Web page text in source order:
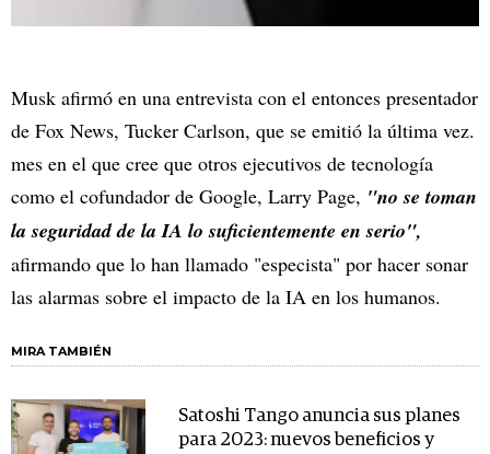
Musk afirmó en una entrevista con el entonces presentador
de Fox News, Tucker Carlson, que se emitió la última vez.
mes en el que cree que otros ejecutivos de tecnología
como el cofundador de Google, Larry Page, "no se toman
la seguridad de la IA lo suficientemente en serio",
afirmando que lo han llamado "especista" por hacer sonar
las alarmas sobre el impacto de la IA en los humanos.
MIRA TAMBIÉN
Satoshi Tango anuncia sus planes
para 2023: nuevos beneficios y